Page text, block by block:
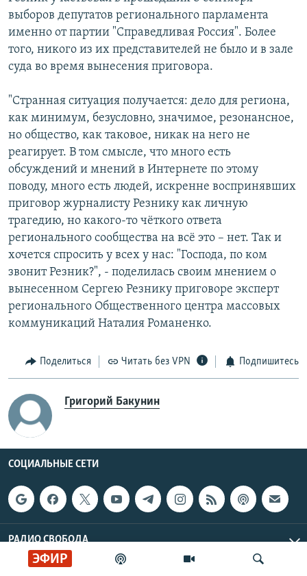
ЭФИР
выборов депутатов регионального парламента
именно от партии "Справедливая Россия". Более
того, никого из их представителей не было и в зале
суда во время вынесения приговора.
"Странная ситуация получается: дело для региона,
как минимум, безусловно, значимое, резонансное,
но общество, как таковое, никак на него не
реагирует. В том смысле, что много есть
обсуждений и мнений в Интернете по этому
поводу, много есть людей, искренне воспринявших
приговор журналисту Резнику как личную
трагедию, но какого-то чёткого ответа
регионального сообщества на всё это – нет. Так и
хочется спросить у всех у нас: "Господа, по ком
звонит Резник?", - поделилась своим мнением о
вынесенном Сергею Резнику приговоре эксперт
регионального Общественного центра массовых
коммуникаций Наталия Романенко.
Поделиться Читать без VPN Подпишитесь
Григорий Бакунин
СОЦИАЛЬНЫЕ СЕТИ
РАДИО СВОБОДА